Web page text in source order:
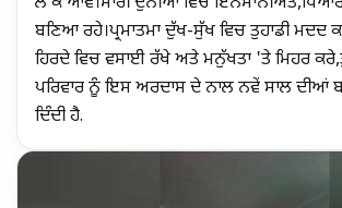
ਬਣਿਆ ਰਹੇ।ਪ੍ਰਮਾਤਮਾ ਦੁੱਖ-ਸੁੱਖ ਵਿਚ ਤੁਹਾਡੀ
ਹਿਰਦੇ ਵਿਚ ਵਸਾਈ ਰੱਖੇ ਅਤੇ ਮਨੁੱਖਤਾ 'ਤੇ ਮਿਹਰ
ਪਰਿਵਾਰ ਨੂੰ ਇਸ ਅਰਦਾਸ ਦੇ ਨਾਲ ਨਵੇਂ ਸਾਲ ਦੀਆਂ
ਦਿੰਦੀ ਹੈ.